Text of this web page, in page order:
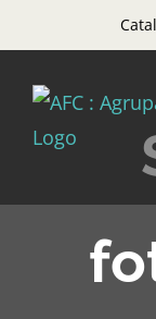
to
content